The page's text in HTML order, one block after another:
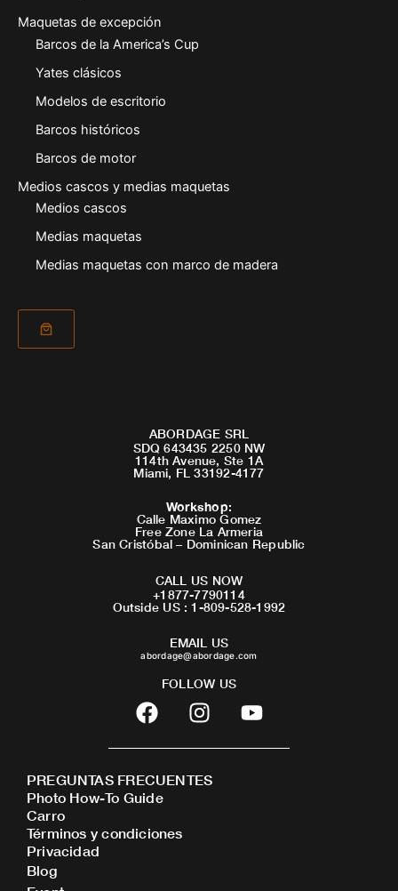
Maquetas de excepción
Barcos de la America’s Cup
Yates clásicos
Modelos de escritorio
Barcos históricos
Barcos de motor
Medios cascos y medias maquetas
Medios cascos
Medias maquetas
Medias maquetas con marco de madera
ABORDAGE SRL
SDQ 643435 2250 NW
114th Avenue, Ste 1A
Miami, FL 33192-4177
Workshop:
Calle Maximo Gomez
Free Zone La Armeria
San Cristóbal – Dominican Republic
CALL US NOW
+1877-7790114
Outside US : 1-809-528-1992
EMAIL US
abordage@abordage.com
FOLLOW US
F
a
c
b
o
o
I
n
s
a
Y
o
u
PREGUNTAS FRECUENTES
Photo How-To Guide
Carro
Términos y condiciones
Privacidad
Blog